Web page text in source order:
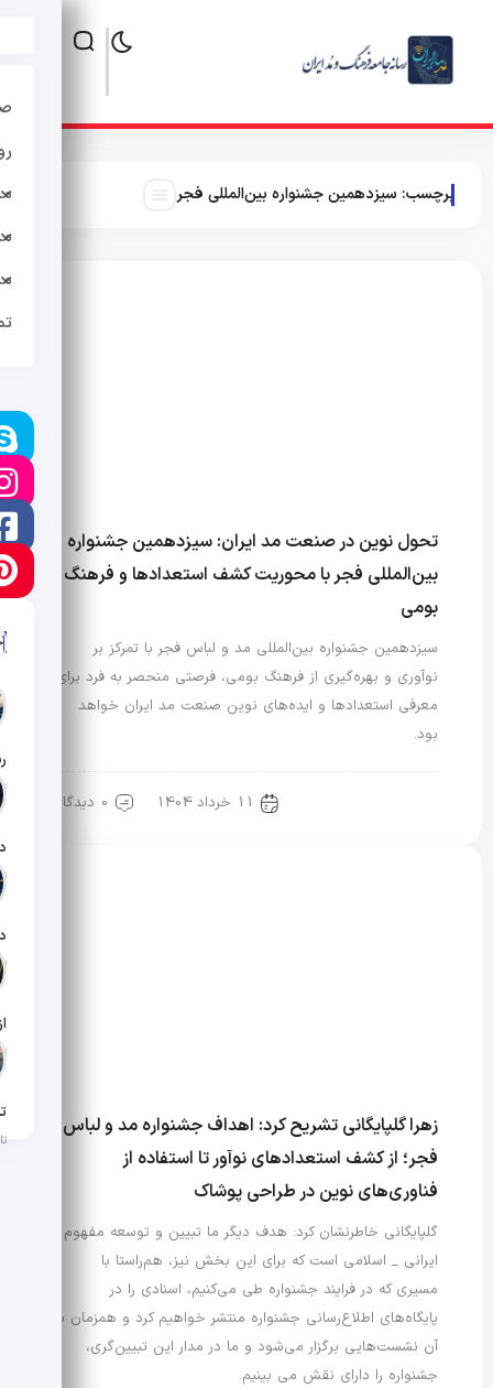
برچسب: سیزدهمین جشنواره بین‌المللی فجر
تحول نوین در صنعت مد ایران: سیزدهمین جشنواره
بین‌المللی فجر با محوریت کشف استعدادها و فرهنگ
بومی
سیزدهمین جشنواره بین‌المللی مد و لباس فجر با تمرکز بر
نوآوری و بهره‌گیری از فرهنگ بومی، فرصتی منحصر به فرد برای
معرفی استعدادها و ایده‌های نوین صنعت مد ایران خواهد
بود.
11 خرداد 1404 0 دیدگاه
زهرا گلپایگانی تشریح کرد: اهداف جشنواره مد و لباس
فجر؛ از کشف استعدادهای نوآور تا استفاده از
فناوری‌های نوین در طراحی پوشاک
گلپایگانی خاطرنشان کرد: هدف دیگر ما تبیین و توسعه مفهوم
ایرانی _ اسلامی است که برای این بخش نیز، هم‌راستا با
مسیری که در فرایند جشنواره طی می‌کنیم، اسنادی را در
پایگاه‌های اطلاع‌رسانی جشنواره منتشر خواهیم کرد و همزمان با
آن نشست‌هایی برگزار می‌شود و ما در مدار این تبیین‌گری،
جشنواره را دارای نقش می بینیم.